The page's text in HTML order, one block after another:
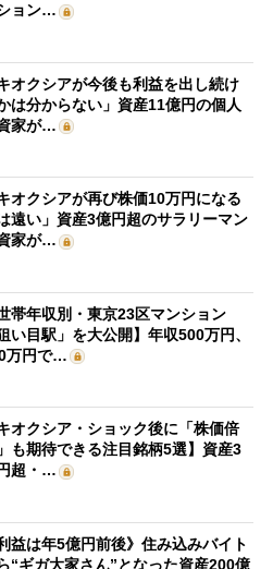
ョン…
キオクシアが今後も利益を出し続け
は分からない」資産11億円の個人
家が…
キオクシアが再び株価10万円になる
遠い」資産3億円超のサラリーマン
家が…
世帯年収別・東京23区マンション
狙い目駅」を大公開】年収500万円、
万円で…
キオクシア・ショック後に「株価倍
も期待できる注目銘柄5選】資産3
超・…
利益は年5億円前後》住み込みバイト
“ギガ大家さん”となった資産200億